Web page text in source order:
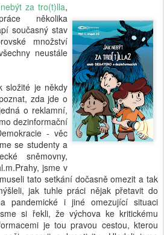
za tro(t)lla,
několika
současný stav
množství
neustále
složité je někdy
zda jde o
o reklamní,
dezinformační
- věc
se studenty a
sněmovny,
jsme v
tato setkání dočasně omezit a tak
jak tuhle práci nějak přetavit do
pandemické i jiné omezující situaci
si řekli, že výchova ke kritickému
je tou pravou cestou, kterou